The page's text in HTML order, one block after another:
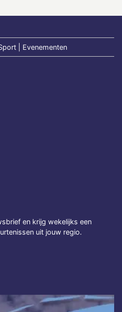
| Evenementen
en krijg wekelijks een
uit jouw regio.